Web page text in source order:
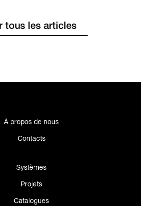
tous les articles
À propos de nous
Contacts
Systèmes
Projets
Catalogues